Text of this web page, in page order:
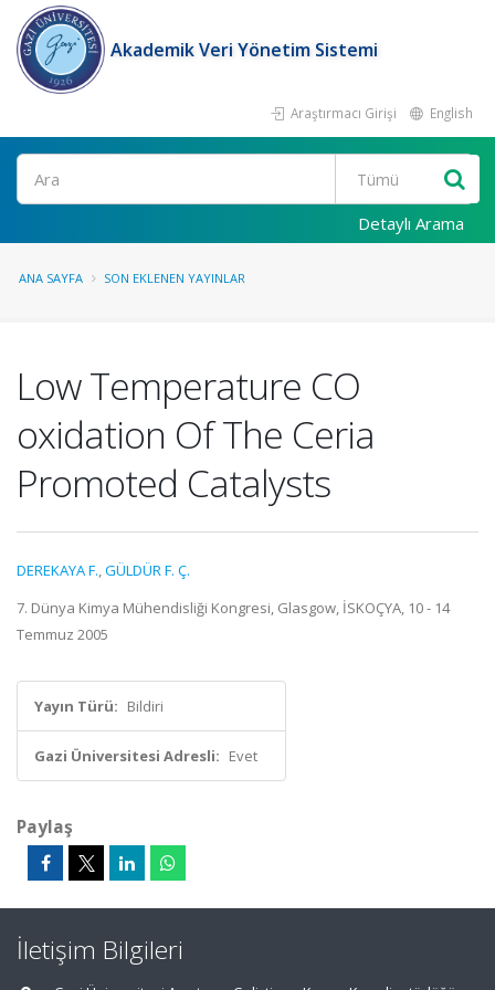
Akademik Veri Yönetim Sistemi
Araştırmacı Girişi English
Ara
Detaylı Arama
ANA SAYFA SON EKLENEN YAYINLAR
Low Temperature CO
oxidation Of The Ceria
Promoted Catalysts
DEREKAYA F.,GÜLDÜR F. Ç.
7. Dünya Kimya Mühendisliği Kongresi, Glasgow, İSKOÇYA, 10 - 14
Temmuz 2005
Yayın Türü: Bildiri
Gazi Üniversitesi Adresli: Evet
Paylaş
İletişim Bilgileri